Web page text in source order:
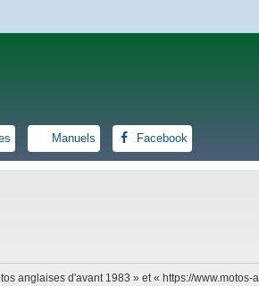
Manuels Facebook
anglaises d'avant 1983 » et « https://